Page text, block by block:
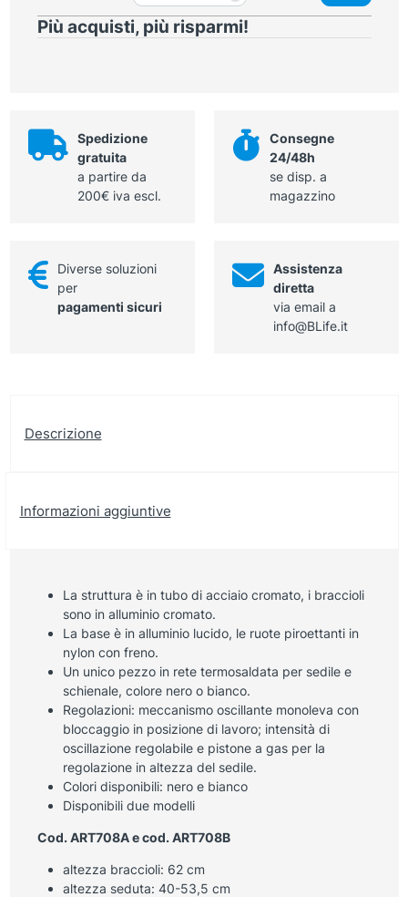
studio
bianca
quantità
Più acquisti, più risparmi!
Spedizione
gratuita
a partire da
200€ iva escl.
Consegne
24/48h
se disp. a
magazzino
Diverse soluzioni
per
pagamenti sicuri
Assistenza
diretta
via email a
info@BLife.it
Descrizione
Informazioni aggiuntive
La struttura è in tubo di acciaio cromato, i braccioli
sono in alluminio cromato.
La base è in alluminio lucido, le ruote piroettanti in
nylon con freno.
Un unico pezzo in rete termosaldata per sedile e
schienale, colore nero o bianco.
Regolazioni: meccanismo oscillante monoleva con
bloccaggio in posizione di lavoro; intensità di
oscillazione regolabile e pistone a gas per la
regolazione in altezza del sedile.
Colori disponibili: nero e bianco
Disponibili due modelli
Cod. ART708A e cod. ART708B
altezza braccioli: 62 cm
altezza seduta: 40-53,5 cm